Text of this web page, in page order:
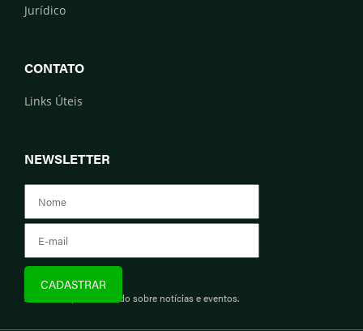
Jurídico
CONTATO
Links Úteis
NEWSLETTER
Assine e fique informado sobre notícias e eventos.